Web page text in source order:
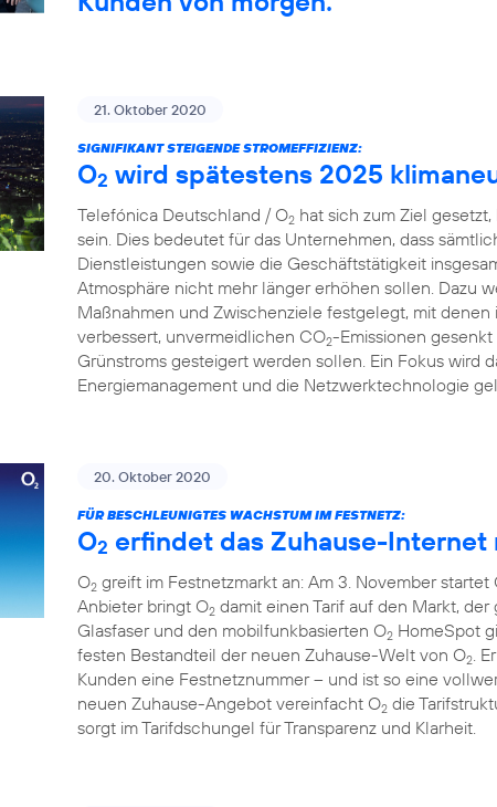
21. Oktober 2020
SIGNIFIKANT STEIGENDE STROMEFFIZIENZ:
O2 wird spätestens 2025
Telefónica Deutschland / O2 hat sich zum Ziel
sein. Dies bedeutet für das Unternehmen, dass
Dienstleistungen sowie die Geschäftstätigkeit
Atmosphäre nicht mehr länger erhöhen sollen. Dazu
Maßnahmen und Zwischenziele festgelegt, mit denen
verbessert, unvermeidlichen CO2-Emissionen
Grünstroms gesteigert werden sollen. Ein Fokus wird
Energiemanagement und die Netzwerktechnologie
20. Oktober 2020
FÜR BESCHLEUNIGTES WACHSTUM IM FESTNETZ:
O2 erfindet das Zuhause-Internet
O2 greift im Festnetzmarkt an: Am 3. November startet
Anbieter bringt O2 damit einen Tarif auf den Markt,
Glasfaser und den mobilfunkbasierten O2 HomeSpot
festen Bestandteil der neuen Zuhause-Welt von O2 .
Kunden eine Festnetznummer – und ist so eine
neuen Zuhause-Angebot vereinfacht O2 die
sorgt im Tarifdschungel für Transparenz und Klarheit.